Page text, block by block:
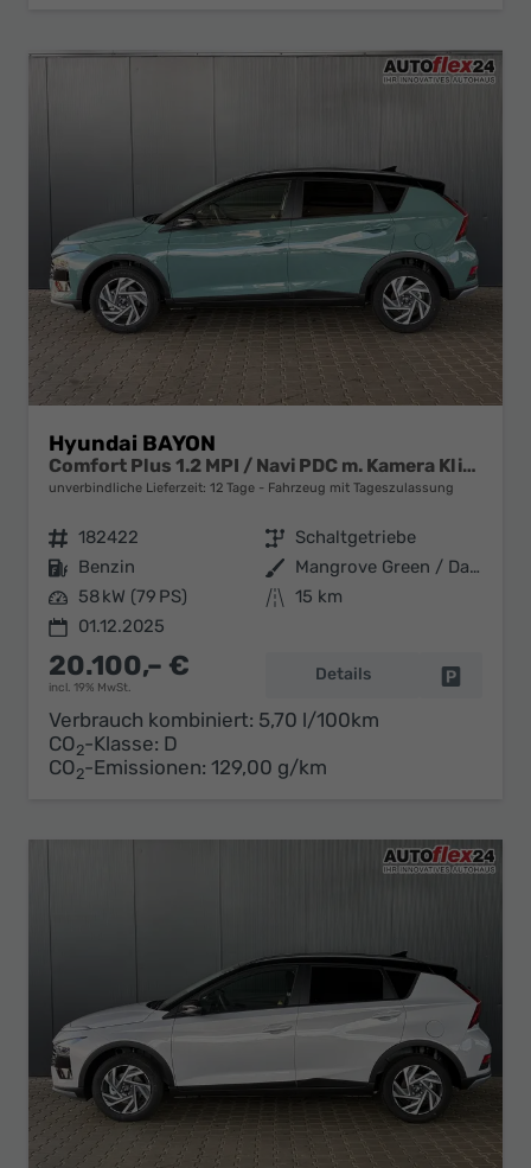
Hyundai BAYON
Comfort Plus 1.2 MPI / Navi PDC m. Kamera Klimaautom./ LED Sitz & Lenkr.Heiz/ Alu16
unverbindliche Lieferzeit: 12 Tage Fahrzeug mit Tageszulassung
Fahrzeugnr. 182422 Getriebe Schaltgetriebe
Kraftstoff Benzin Außenfarbe
Mangrove Green / Dach Schwarz
Leistung 58 kW (79 PS) Kilometerstand 15 km
01.12.2025
20.100,– €
incl. 19% MwSt.
Details
Verbrauch kombiniert: 5,70 l/100km
CO2-Klasse: D
CO2-Emissionen: 129,00 g/km